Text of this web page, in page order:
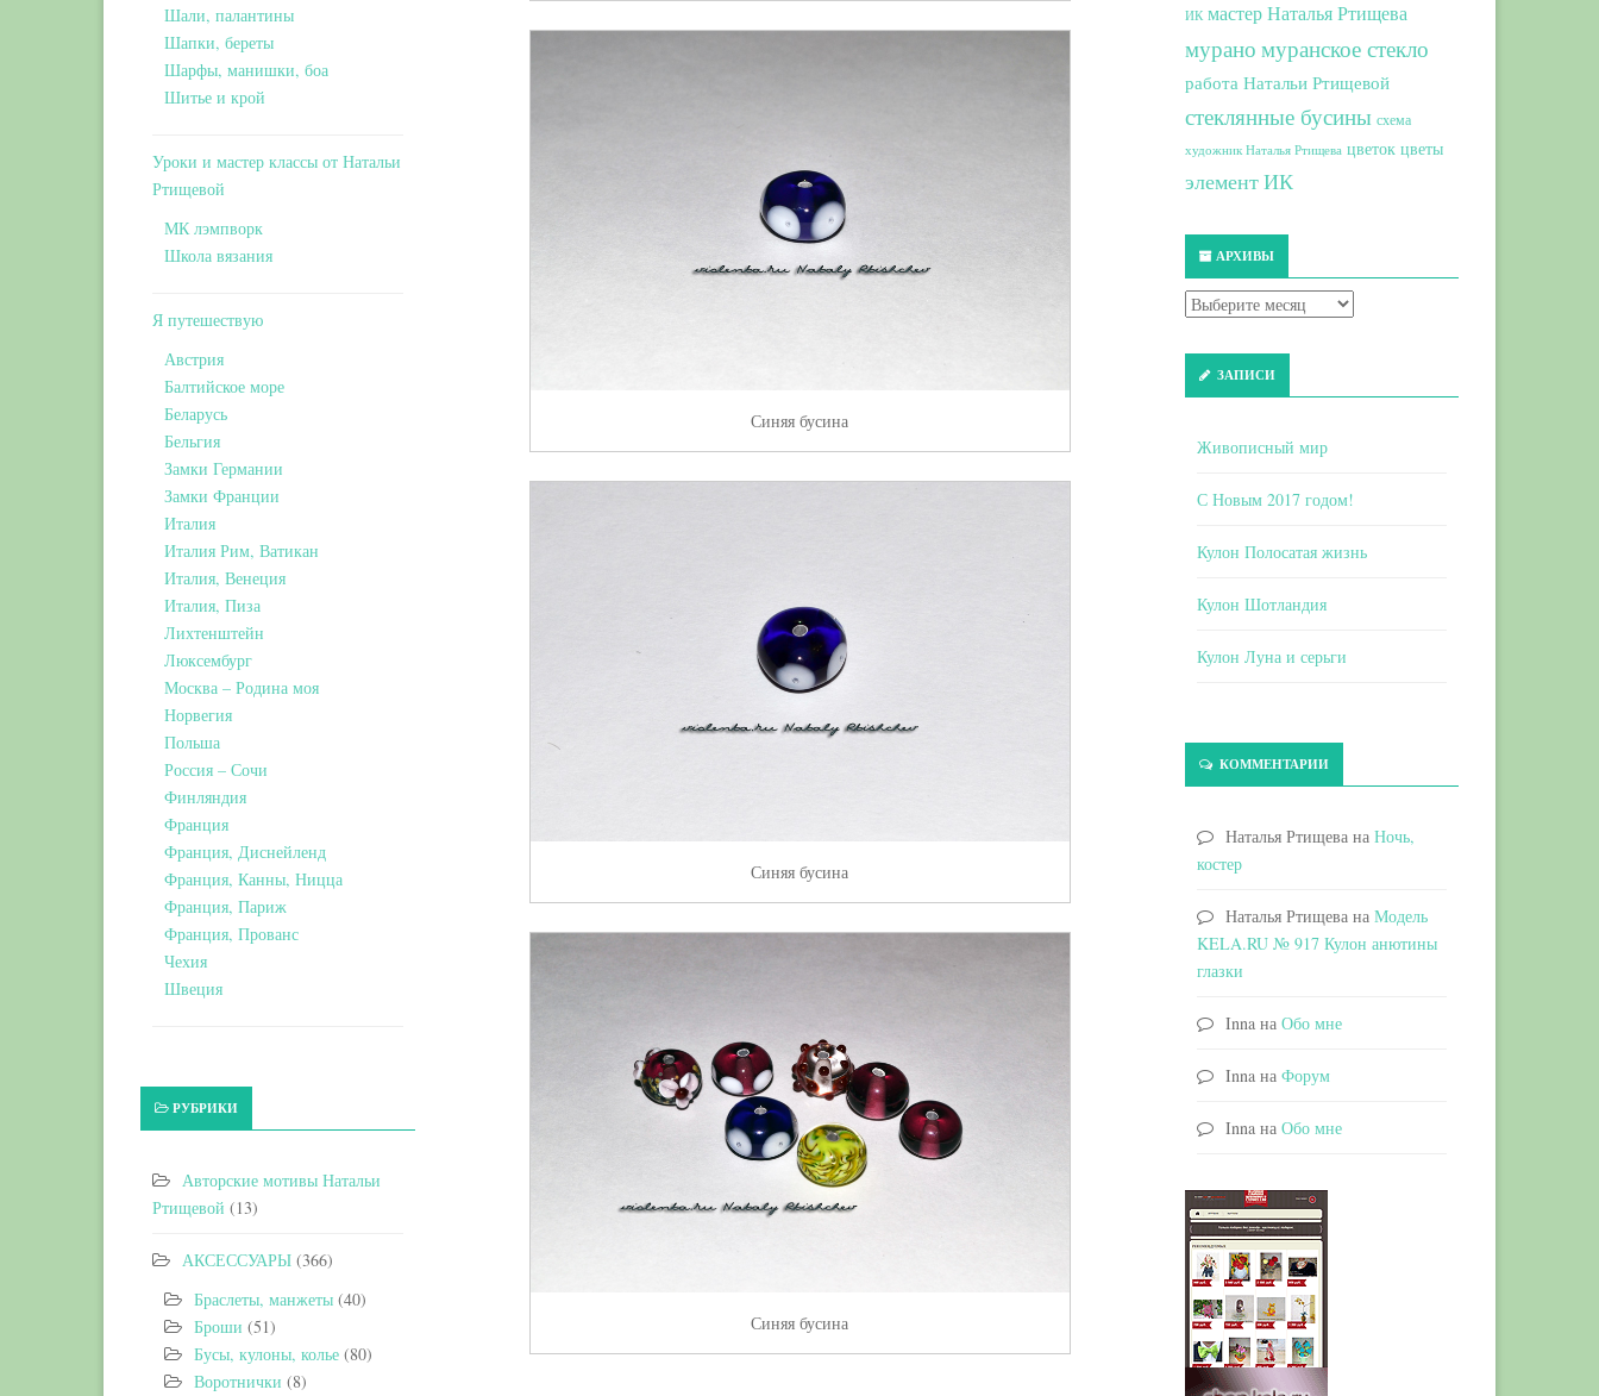
Синяя бусина
Синяя бусина
Синяя бусина
Шали, палантины
Шапки, береты
Шарфы, манишки, боа
Шитье и крой
Уроки и мастер классы от Натальи
Ртищевой
МК лэмпворк
Школа вязания
Я путешествую
Австрия
Балтийское море
Беларусь
Бельгия
Замки Германии
Замки Франции
Италия
Италия Рим, Ватикан
Италия, Венеция
Италия, Пиза
Лихтенштейн
Люксембург
Москва – Родина моя
Норвегия
Польша
Россия – Сочи
Финляндия
Франция
Франция, Диснейленд
Франция, Канны, Ницца
Франция, Париж
Франция, Прованс
Чехия
Швеция
РУБРИКИ
Авторские мотивы Натальи
Ртищевой (13)
АКСЕССУАРЫ (366)
Браслеты, манжеты (40)
Броши (51)
Бусы, кулоны, колье (80)
Воротнички (8)
ИК мастер Наталья Ртищева
мурано муранское стекло
работа Натальи Ртищевой
стеклянные бусины схема
художник Наталья Ртищева цветок цветы
элемент ИК
АРХИВЫ
ЗАПИСИ
Живописный мир
С Новым 2017 годом!
Кулон Полосатая жизнь
Кулон Шотландия
Кулон Луна и серьги
КОММЕНТАРИИ
Наталья Ртищевана Ночь,
костер
Наталья Ртищевана Модель
KELA.RU № 917 Кулон анютины
глазки
Innaна Обо мне
Innaна Форум
Innaна Обо мне